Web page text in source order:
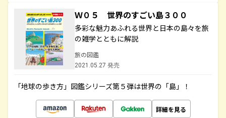
Ｗ０５ 世界のすごい島３００
多彩な魅力あふれる世界と日本の島々を旅
の雑学とともに解説
旅の図鑑
2021.05.27 発売
「地球の歩き方」図鑑シリーズ第５弾は世界の「島」！
詳細を見る